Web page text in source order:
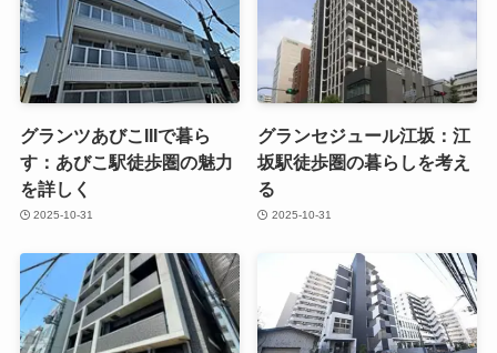
グランツあびこIIIで暮ら
す：あびこ駅徒歩圏の魅力
を詳しく
2025-10-31
グランセジュール江坂：江
坂駅徒歩圏の暮らしを考え
る
2025-10-31